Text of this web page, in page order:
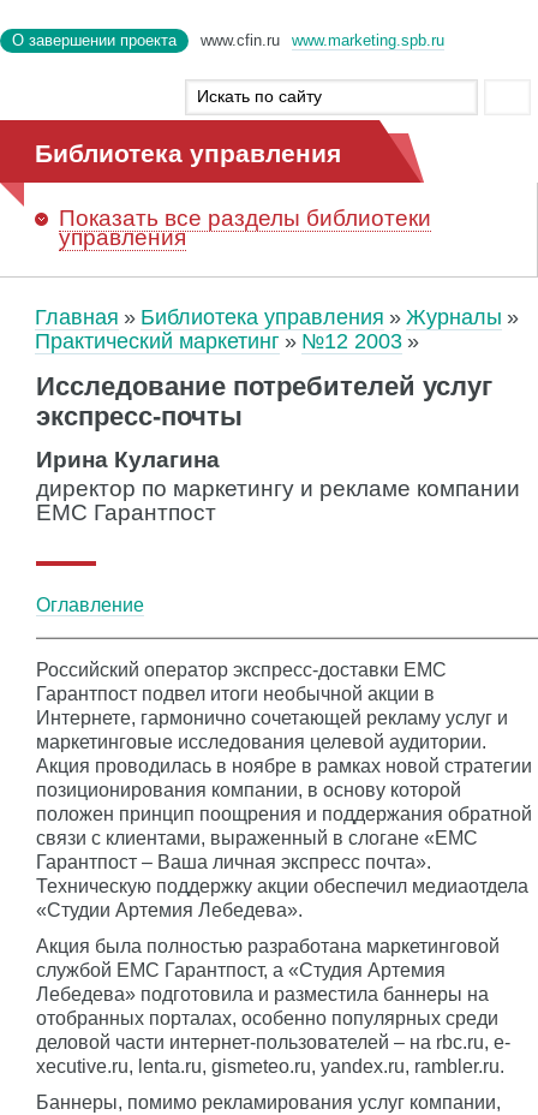
О завершении проекта www.cfin.ru www.marketing.spb.ru
Библиотека управления
Показать все разделы библиотеки
управления
Главная Библиотека управления
Журналы
Практический маркетинг
№12 2003
Исследование потребителей услуг
экспресс-почты
Ирина Кулагина
директор по маркетингу и рекламе компании
ЕМС Гарантпост
Оглавление
Российский оператор экспресс-доставки ЕМС
Гарантпост подвел итоги необычной акции в
Интернете, гармонично сочетающей рекламу услуг и
маркетинговые исследования целевой аудитории.
Акция проводилась в ноябре в рамках новой стратегии
позиционирования компании, в основу которой
положен принцип поощрения и поддержания обратной
связи с клиентами, выраженный в слогане «ЕМС
Гарантпост – Ваша личная экспресс почта».
Техническую поддержку акции обеспечил медиаотдела
«Студии Артемия Лебедева».
Акция была полностью разработана маркетинговой
службой ЕМС Гарантпост, а «Студия Артемия
Лебедева» подготовила и разместила баннеры на
отобранных порталах, особенно популярных среди
деловой части интернет-пользователей – на rbc.ru, e-
xecutive.ru, lenta.ru, gismeteo.ru, yandex.ru, rambler.ru.
Баннеры, помимо рекламирования услуг компании,